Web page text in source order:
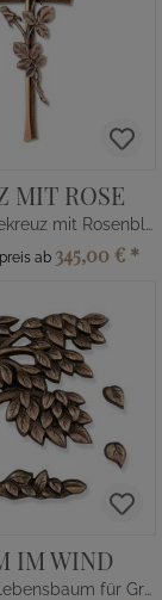
MIT ROSE
Wand Bronzekreuz mit Rosenblüte
ab 345,00 € *
IM WIND
Bronze/Alu Lebensbaum für Grab